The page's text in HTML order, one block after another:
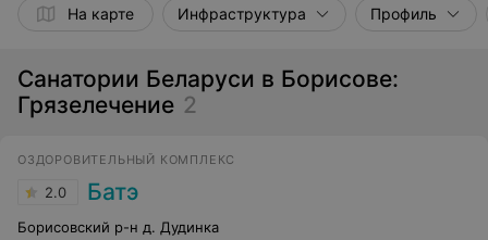
На карте Инфраструктура Профиль
Санатории Беларуси в Борисове:
Грязелечение 2
ОЗДОРОВИТЕЛЬНЫЙ КОМПЛЕКС
2.0 Батэ
Борисовский р-н д. Дудинка